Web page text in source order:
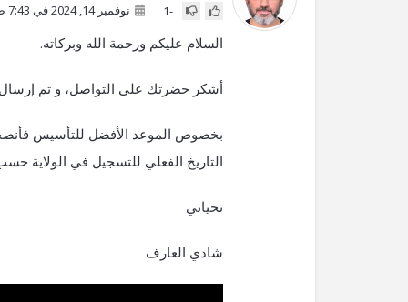
-1 نوفمبر 14, 2024 في 7:43 ص
السلام عليكم ورحمة الله وبركاته.
أشكر حضرتك على التواصل، و تم
بخصوص الموعد الأفضل للتأسيس
التاريخ الفعلي للتسجيل في الولاية
تحياتي
شادي العارف